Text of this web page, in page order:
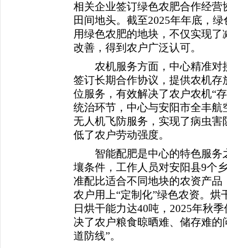
相关企业签订绿色农肥合作经
田间地头。截至2025年年底，
用绿色农肥的地块，不仅实现
改善，得到农户广泛认可。
农机服务方面，中心精准对
签订长期合作协议，提供农机
位服务，有效解决了农户农机“
统治环节，中心与安阳市全丰
无人机飞防服务，实现了病虫
低了农户劳动强度。
智能配肥是中心的特色服务
壤条件，工作人员对安阳县9个
准配比适合不同地块的农资产
农户用上“定制化”绿色农资。烘
日烘干能力达40吨，2025年秋
决了农户粮食晾晒难、储存难
道防线”。